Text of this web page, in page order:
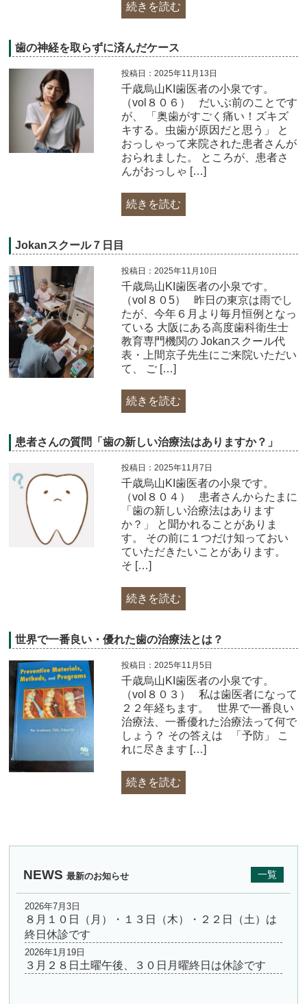
続きを読む
歯の神経を取らずに済んだケース
投稿日：2025年11月13日
千歳烏山KI歯医者の小泉です。
（vol８０６） だいぶ前のことです
が、 「奥歯がすごく痛い！ズキズ
キする。虫歯が原因だと思う」 と
おっしゃって来院された患者さんが
おられました。 ところが、患者さ
んがおっしゃ […]
続きを読む
Jokanスクール７日目
投稿日：2025年11月10日
千歳烏山KI歯医者の小泉です。
（vol８０5） 昨日の東京は雨でし
たが、今年６月より毎月恒例となっ
ている 大阪にある高度歯科衛生士
教育専門機関の Jokanスクール代
表・上間京子先生にご来院いただい
て、 ご […]
続きを読む
患者さんの質問「歯の新しい治療法はありますか？」
投稿日：2025年11月7日
千歳烏山KI歯医者の小泉です。
（vol８０４） 患者さんからたまに
「歯の新しい治療法はあります
か？」 と聞かれることがありま
す。 その前に１つだけ知っておい
ていただきたいことがあります。
そ […]
続きを読む
世界で一番良い・優れた歯の治療法とは？
投稿日：2025年11月5日
千歳烏山KI歯医者の小泉です。
（vol８０３） 私は歯医者になって
２２年経ちます。 ​世界で一番良い
治療法、一番優れた治療法って何で
しょう？ その答えは 「予防」 こ
れに尽きます […]
続きを読む
NEWS 最新のお知らせ 一覧
2026年7月3日
８月１０日（月）・１３日（木）・２２日（土）は
終日休診です
2026年1月19日
３月２８日土曜午後、３０日月曜終日は休診です